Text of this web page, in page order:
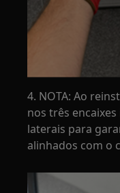
4. NOTA: Ao
nos três
laterais para
alinhados com o